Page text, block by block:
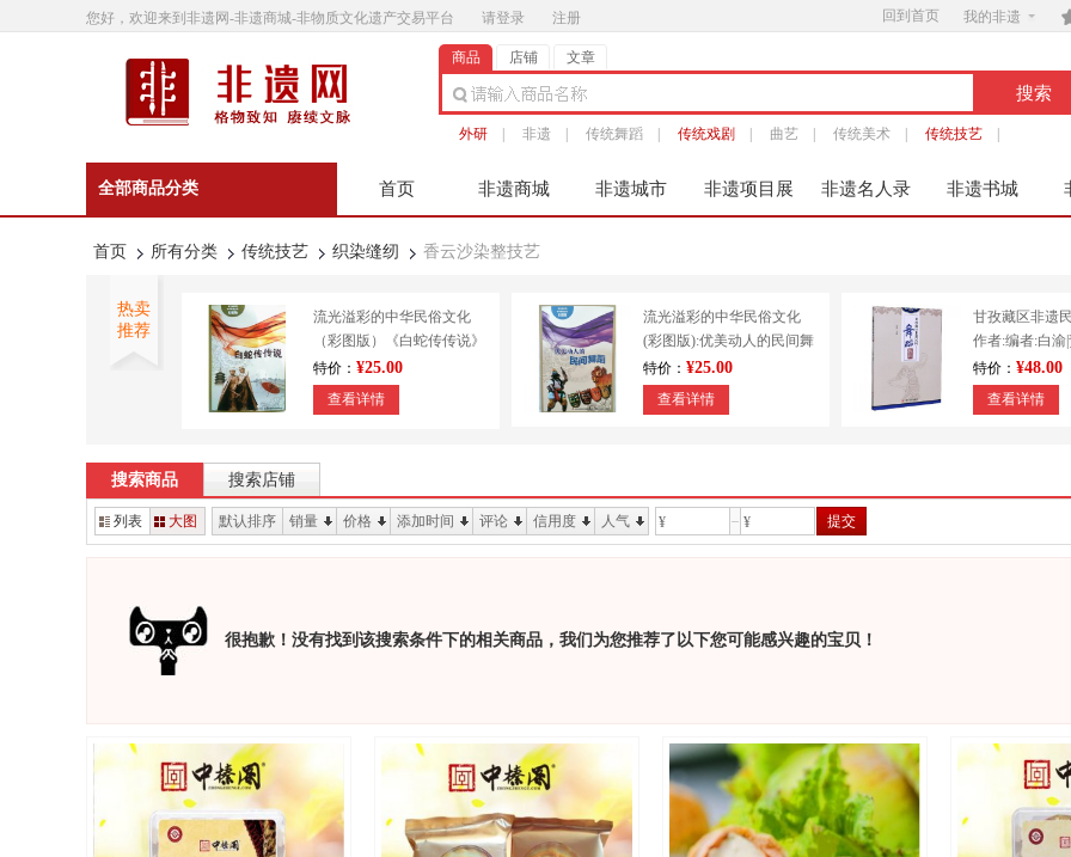
您好，欢迎来到非遗网-非遗商城-非物质文化遗产交易平台 请登录 注册 回到首页 我的非遗
商品 店铺 文章
外研 非遗 传统舞蹈 传统戏剧 曲艺 传统美术 传统技艺
全部商品分类 首页 非遗商城 非遗城市 非遗项目展 非遗名人录 非遗书城
非遗微影 联系客服
首页 所有分类 传统技艺 织染缝纫 香云沙染整技艺
热卖
推荐
流光溢彩的中华民俗文化
（彩图版）《白蛇传传说》
9787553450643
特价： ¥25.00
查看详情
流光溢彩的中华民俗文化
(彩图版):优美动人的民间舞
蹈 9787553451213
特价： ¥25.00
查看详情
甘孜藏区非遗
作者:编者:白渝
出版社:四川大学
特价： ¥48.00
查看详情
特价：¥610.00
查看详情
搜索商品 搜索店铺
列表 大图 默认排序 销量 价格 添加时间 评论 信用度 人气 ¥ ¥ 提交
很抱歉！没有找到该搜索条件下的相关商品，我们为您推荐了以下您可能感兴趣的宝贝！